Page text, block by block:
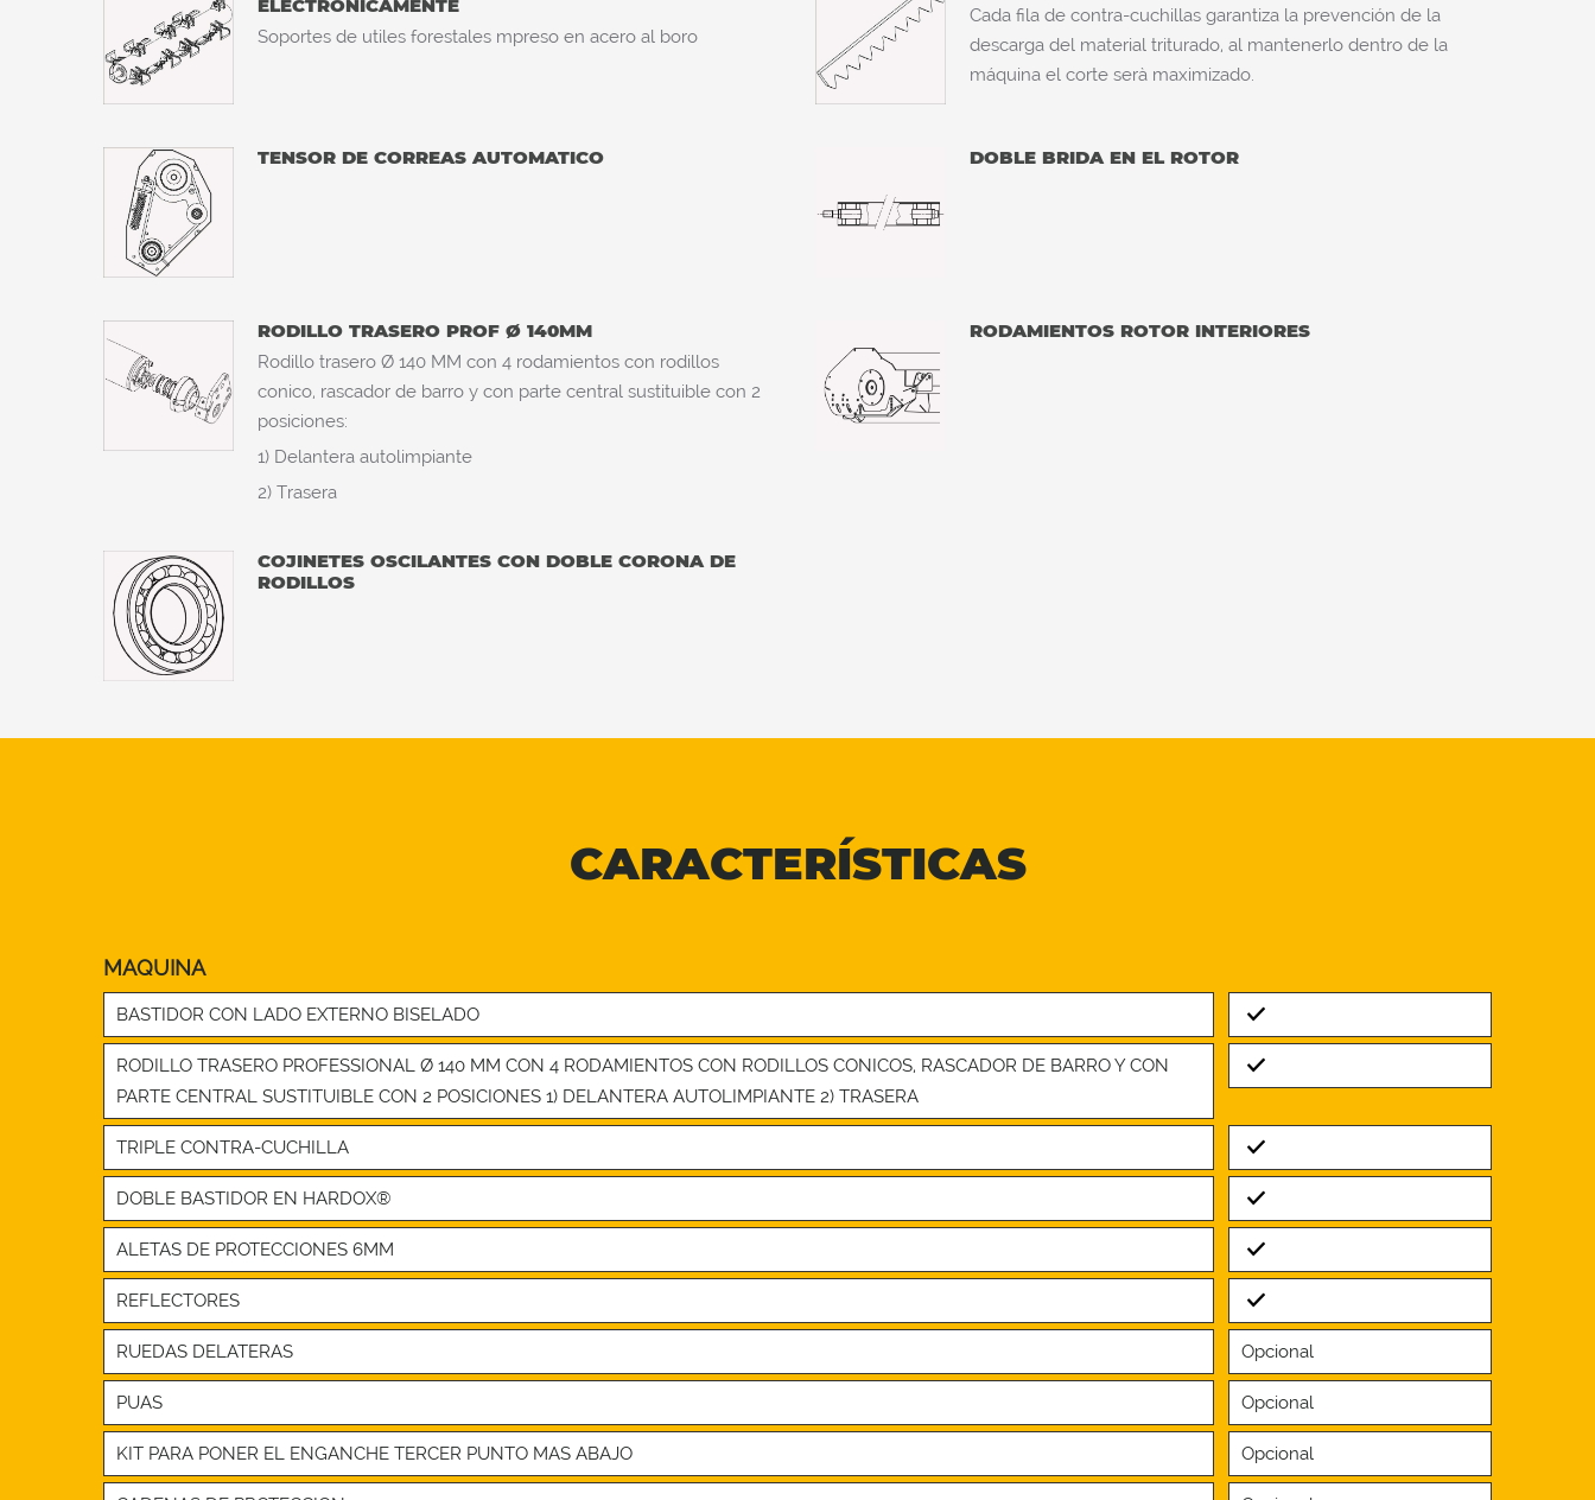
ELECTRONICAMENTE
Soportes de utiles forestales mpreso en acero al boro
Cada fila de contra-cuchillas garantiza la prevención de la
descarga del material triturado, al mantenerlo dentro de la
máquina el corte serà maximizado.
TENSOR DE CORREAS AUTOMATICO DOBLE BRIDA EN EL ROTOR
RODILLO TRASERO PROF Ø 140MM
Rodillo trasero Ø 140 MM con 4 rodamientos con rodillos
conico, rascador de barro y con parte central sustituible con 2
posiciones:
1) Delantera autolimpiante
2) Trasera
RODAMIENTOS ROTOR INTERIORES
COJINETES OSCILANTES CON DOBLE CORONA DE
RODILLOS
CARACTERÍSTICAS
MAQUINA
BASTIDOR CON LADO EXTERNO BISELADO Standard
RODILLO TRASERO PROFESSIONAL Ø 140 MM CON 4 RODAMIENTOS CON RODILLOS CONICOS, RASCADOR DE BARRO Y CON
PARTE CENTRAL SUSTITUIBLE CON 2 POSICIONES 1) DELANTERA AUTOLIMPIANTE 2) TRASERA
Standard
TRIPLE CONTRA-CUCHILLA Standard
DOBLE BASTIDOR EN HARDOX® Standard
ALETAS DE PROTECCIONES 6MM Standard
REFLECTORES Standard
RUEDAS DELATERAS Opcional
PUAS Opcional
KIT PARA PONER EL ENGANCHE TERCER PUNTO MAS ABAJO Opcional